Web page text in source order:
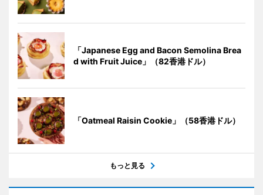
「Japanese Egg and Bacon Semolina Brea
d with Fruit Juice」（82香港ドル）
「Oatmeal Raisin Cookie」（58香港ドル）
もっと見る